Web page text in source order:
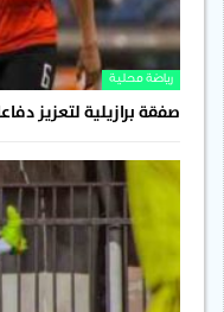
رياضة محلية
صفقة برازيلية لتعزيز